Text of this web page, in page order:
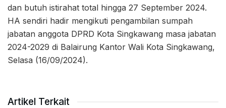
dan butuh istirahat total hingga 27 September 2024.
HA sendiri hadir mengikuti pengambilan sumpah
jabatan anggota DPRD Kota Singkawang masa jabatan
2024-2029 di Balairung Kantor Wali Kota Singkawang,
Selasa (16/09/2024).
Artikel Terkait